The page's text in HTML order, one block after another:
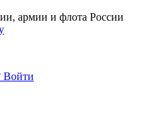
армии и флота России
Войти